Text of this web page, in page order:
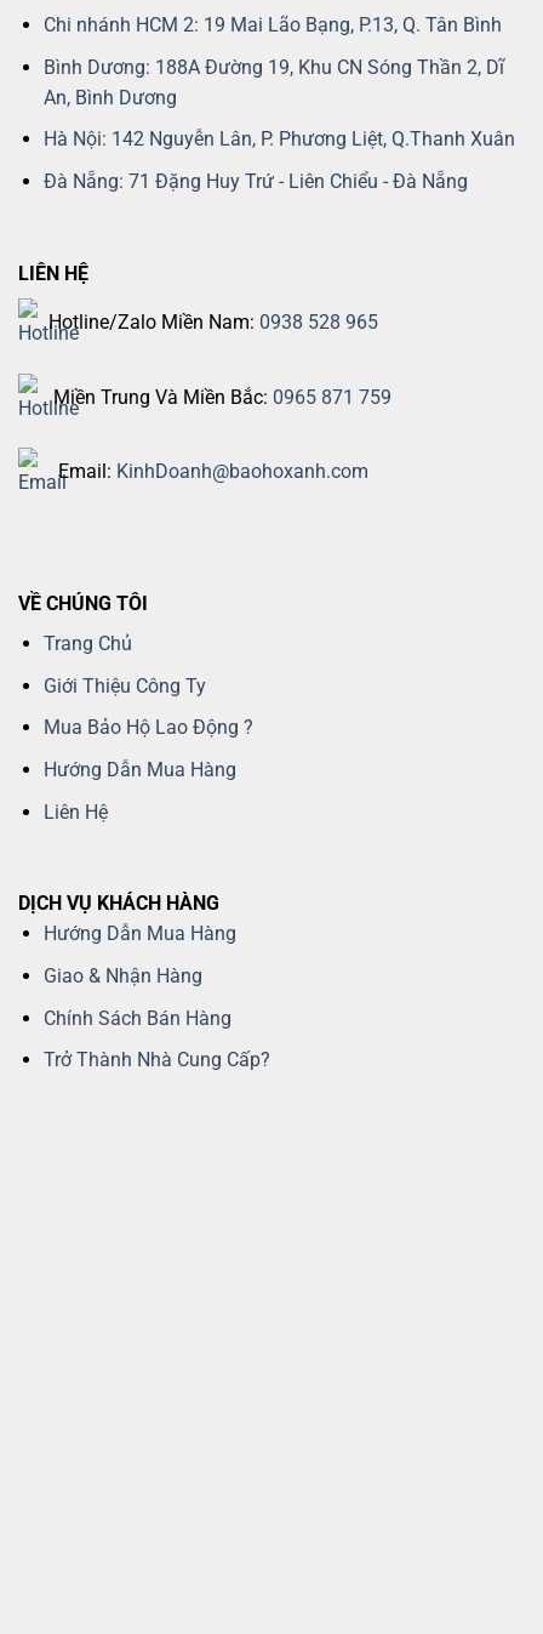
Chi nhánh HCM 2: 19 Mai Lão Bạng, P.13, Q. Tân Bình
Bình Dương: 188A Đường 19, Khu CN Sóng Thần 2, Dĩ
An, Bình Dương
Hà Nội: 142 Nguyễn Lân, P. Phương Liệt, Q.Thanh Xuân
Đà Nẵng: 71 Đặng Huy Trứ - Liên Chiểu - Đà Nẵng
LIÊN HỆ
Hotline/Zalo Miền Nam: 0938 528 965
Miền Trung Và Miền Bắc: 0965 871 759
Email: KinhDoanh@baohoxanh.com
VỀ CHÚNG TÔI
Trang Chủ
Giới Thiệu Công Ty
Mua Bảo Hộ Lao Động ?
Hướng Dẫn Mua Hàng
Liên Hệ
DỊCH VỤ KHÁCH HÀNG
Hướng Dẫn Mua Hàng
Giao & Nhận Hàng
Chính Sách Bán Hàng
Trở Thành Nhà Cung Cấp?